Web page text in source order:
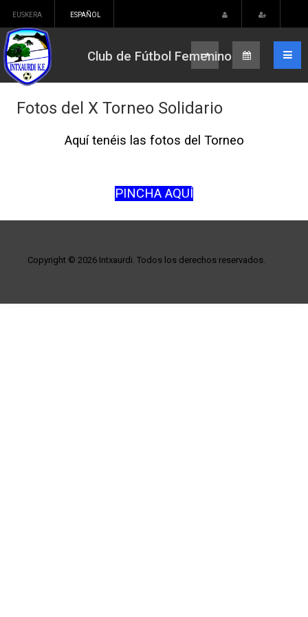
EUSKERA ESPAÑOL
Club de Fútbol Femenino
Fotos del X Torneo Solidario
Aquí tenéis las fotos del Torneo
PINCHA AQUÍ
Copyright © 2026 Intxaurdi. Todos los derechos reservados.